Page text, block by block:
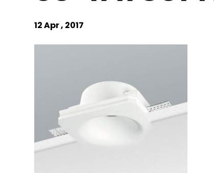
12 Apr , 2017